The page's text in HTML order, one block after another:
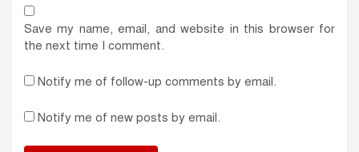
Save my name, email, and website in this browser for
the next time I comment.
Notify me of follow-up comments by email.
Notify me of new posts by email.